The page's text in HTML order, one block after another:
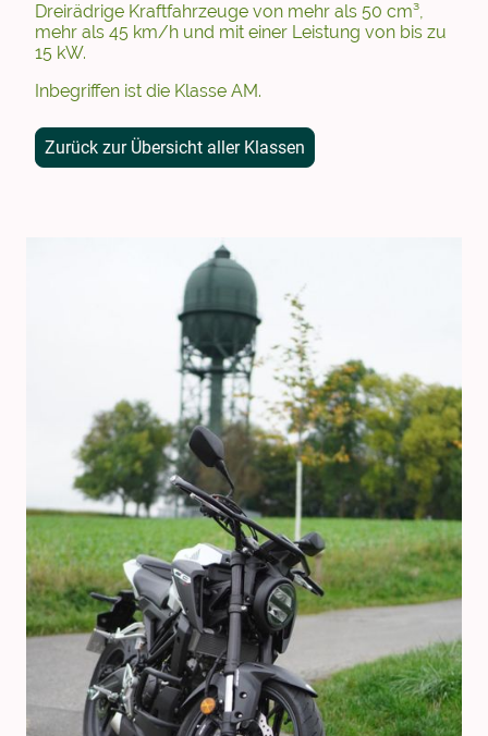
Dreirädrige Kraftfahrzeuge von mehr als 50 cm³,
mehr als 45 km/h und mit einer Leistung von bis zu
15 kW.
Inbegriffen ist die Klasse AM.
Zurück zur Übersicht aller Klassen